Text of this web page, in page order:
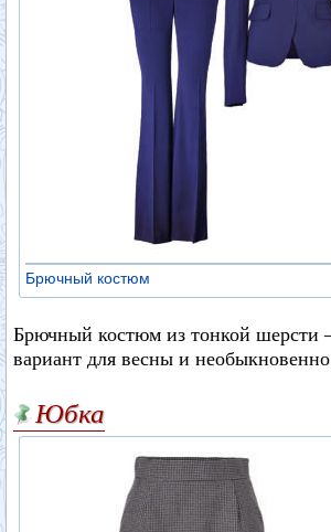
Брючный костюм
Брючный костюм из тонкой шерсти
вариант для весны и
Юбка